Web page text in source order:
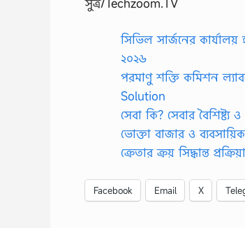
সিভিল সার্জনের কার্যালয়
২০২৬
পরমাণু শক্তি কমিশন
Solution
সেবা কি? সেবার বৈশিষ্ট্য
ভোক্তা বাজার ও
ক্রেতার ক্রয় সিদ্ধান্ত
Facebook Email X